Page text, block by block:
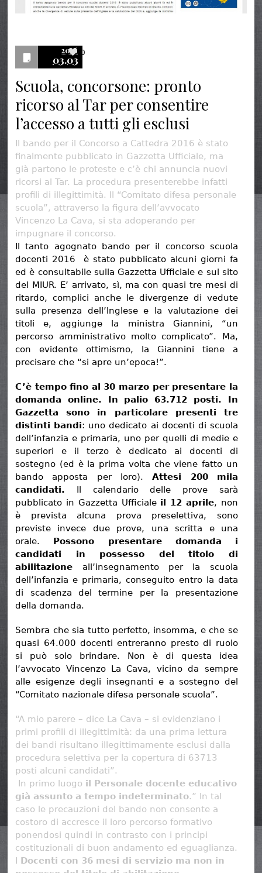
2016
03.03
0
Scuola, concorsone: pronto
ricorso al Tar per consentire
l’accesso a tutti gli esclusi
Il bando per il Concorso a Cattedra 2016 è stato
finalmente pubblicato in Gazzetta Ufficiale, ma
già partono le proteste e c’è chi annuncia nuovi
ricorsi al Tar. La procedura presenterebbe infatti
profili di illegittimità. Il “Comitato difesa personale
scuola”, attraverso la figura dell’avvocato
Vincenzo La Cava, si sta adoperando per
impugnare il concorso.
Il tanto agognato bando per il concorso scuola
docenti 2016 è stato pubblicato alcuni giorni fa
ed è consultabile sulla Gazzetta Ufficiale e sul sito
del MIUR. E’ arrivato, sì, ma con quasi tre mesi di
ritardo, complici anche le divergenze di vedute
sulla presenza dell’Inglese e la valutazione dei
titoli e, aggiunge la ministra Giannini, “un
percorso amministrativo molto complicato”. Ma,
con evidente ottimismo, la Giannini tiene a
precisare che “si apre un’epoca!”.
C’è tempo fino al 30 marzo per presentare la
domanda online. In palio 63.712 posti. In
Gazzetta sono in particolare presenti tre
distinti bandi: uno dedicato ai docenti di scuola
dell’infanzia e primaria, uno per quelli di medie e
superiori e il terzo è dedicato ai docenti di
sostegno (ed è la prima volta che viene fatto un
bando apposta per loro).Attesi 200 mila
candidati. Il calendario delle prove sarà
pubblicato in Gazzetta Ufficiale il 12 aprile, non
è prevista alcuna prova preselettiva, sono
previste invece due prove, una scritta e una
orale. Possono presentare domanda i
candidati in possesso del titolo di
abilitazione all’insegnamento per la scuola
dell’infanzia e primaria, conseguito entro la data
di scadenza del termine per la presentazione
della domanda.
Sembra che sia tutto perfetto, insomma, e che se
quasi 64.000 docenti entreranno presto di ruolo
si può solo brindare. Non è di questa idea
l’avvocato Vincenzo La Cava, vicino da sempre
alle esigenze degli insegnanti e a sostegno del
“Comitato nazionale difesa personale scuola”.
“A mio parere – dice La Cava – si evidenziano i
primi profili di illegittimità: da una prima lettura
dei bandi risultano illegittimamente esclusi dalla
procedura selettiva per la copertura di 63713
posti alcuni candidati”.
In primo luogo il Personale docente educativo
già assunto a tempo indeterminato.” In tal
caso le precauzioni del bando non consente a
costoro di accresce il loro percorso formativo
ponendosi quindi in contrasto con i principi
costituzionali di buon andamento ed eguaglianza.
I Docenti con 36 mesi di servizio ma non in